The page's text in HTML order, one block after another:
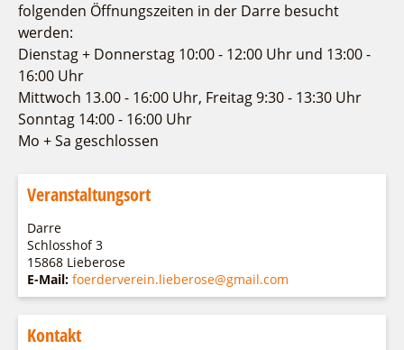
Zu Fuß
Einkaufen
Buchbare Angebote
Gruppen
Touristinformationen
Fremdenverkehrsvereine
Ludwig Leichhardt
Kahnfahrten
Fahrgastschiff
Spreewälder Seecamping
Campingplatz am Mochowsee
Campingplatz Jessern
Veranstaltungskalender
Veranstaltungshöhepunkte
Wirtschaftsförderung
Regionalentwicklung
SPOT
Naturwelt Lieberoser Heide
Q-Gemeinde Schwielochsee
Staatlich anerkannter Erholungsort Goyatz
Mein Brandenburg – Infostelen
ILB
Service
Team
Aktuelles
Infomaterial
Warenkorb
folgenden Öffnungszeiten in der Darre besucht
werden:
Dienstag + Donnerstag 10:00 - 12:00 Uhr und 13:00 -
16:00 Uhr
Mittwoch 13.00 - 16:00 Uhr, Freitag 9:30 - 13:30 Uhr
Sonntag 14:00 - 16:00 Uhr
Mo + Sa geschlossen
Veranstaltungsort
Darre
Schlosshof 3
15868 Lieberose
E-Mail: foerderverein.lieberose@gmail.com
Kontakt